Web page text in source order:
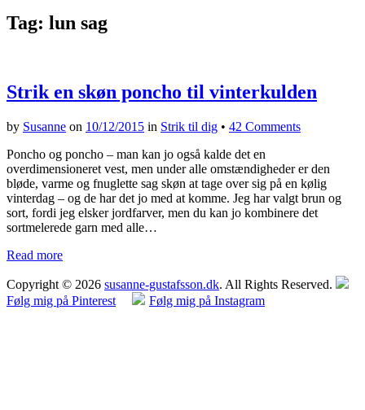
Tag: lun sag
Strik en skøn poncho til vinterkulden
by Susanne on 10/12/2015 in Strik til dig • 42 Comments
Poncho og poncho – man kan jo også kalde det en
overdimensioneret vest, men under alle omstændigheder er den
bløde, varme og fnuglette sag skøn at tage over sig på en kølig
vinterdag – og de har det jo med at komme. Jeg har valgt brun og
sort, fordi jeg elsker jordfarver, men du kan jo kombinere det
sortmelerede garn med alle…
Read more
Copyright © 2026 susanne-gustafsson.dk. All Rights Reserved.
Følg mig på Pinterest
Følg mig på Instagram